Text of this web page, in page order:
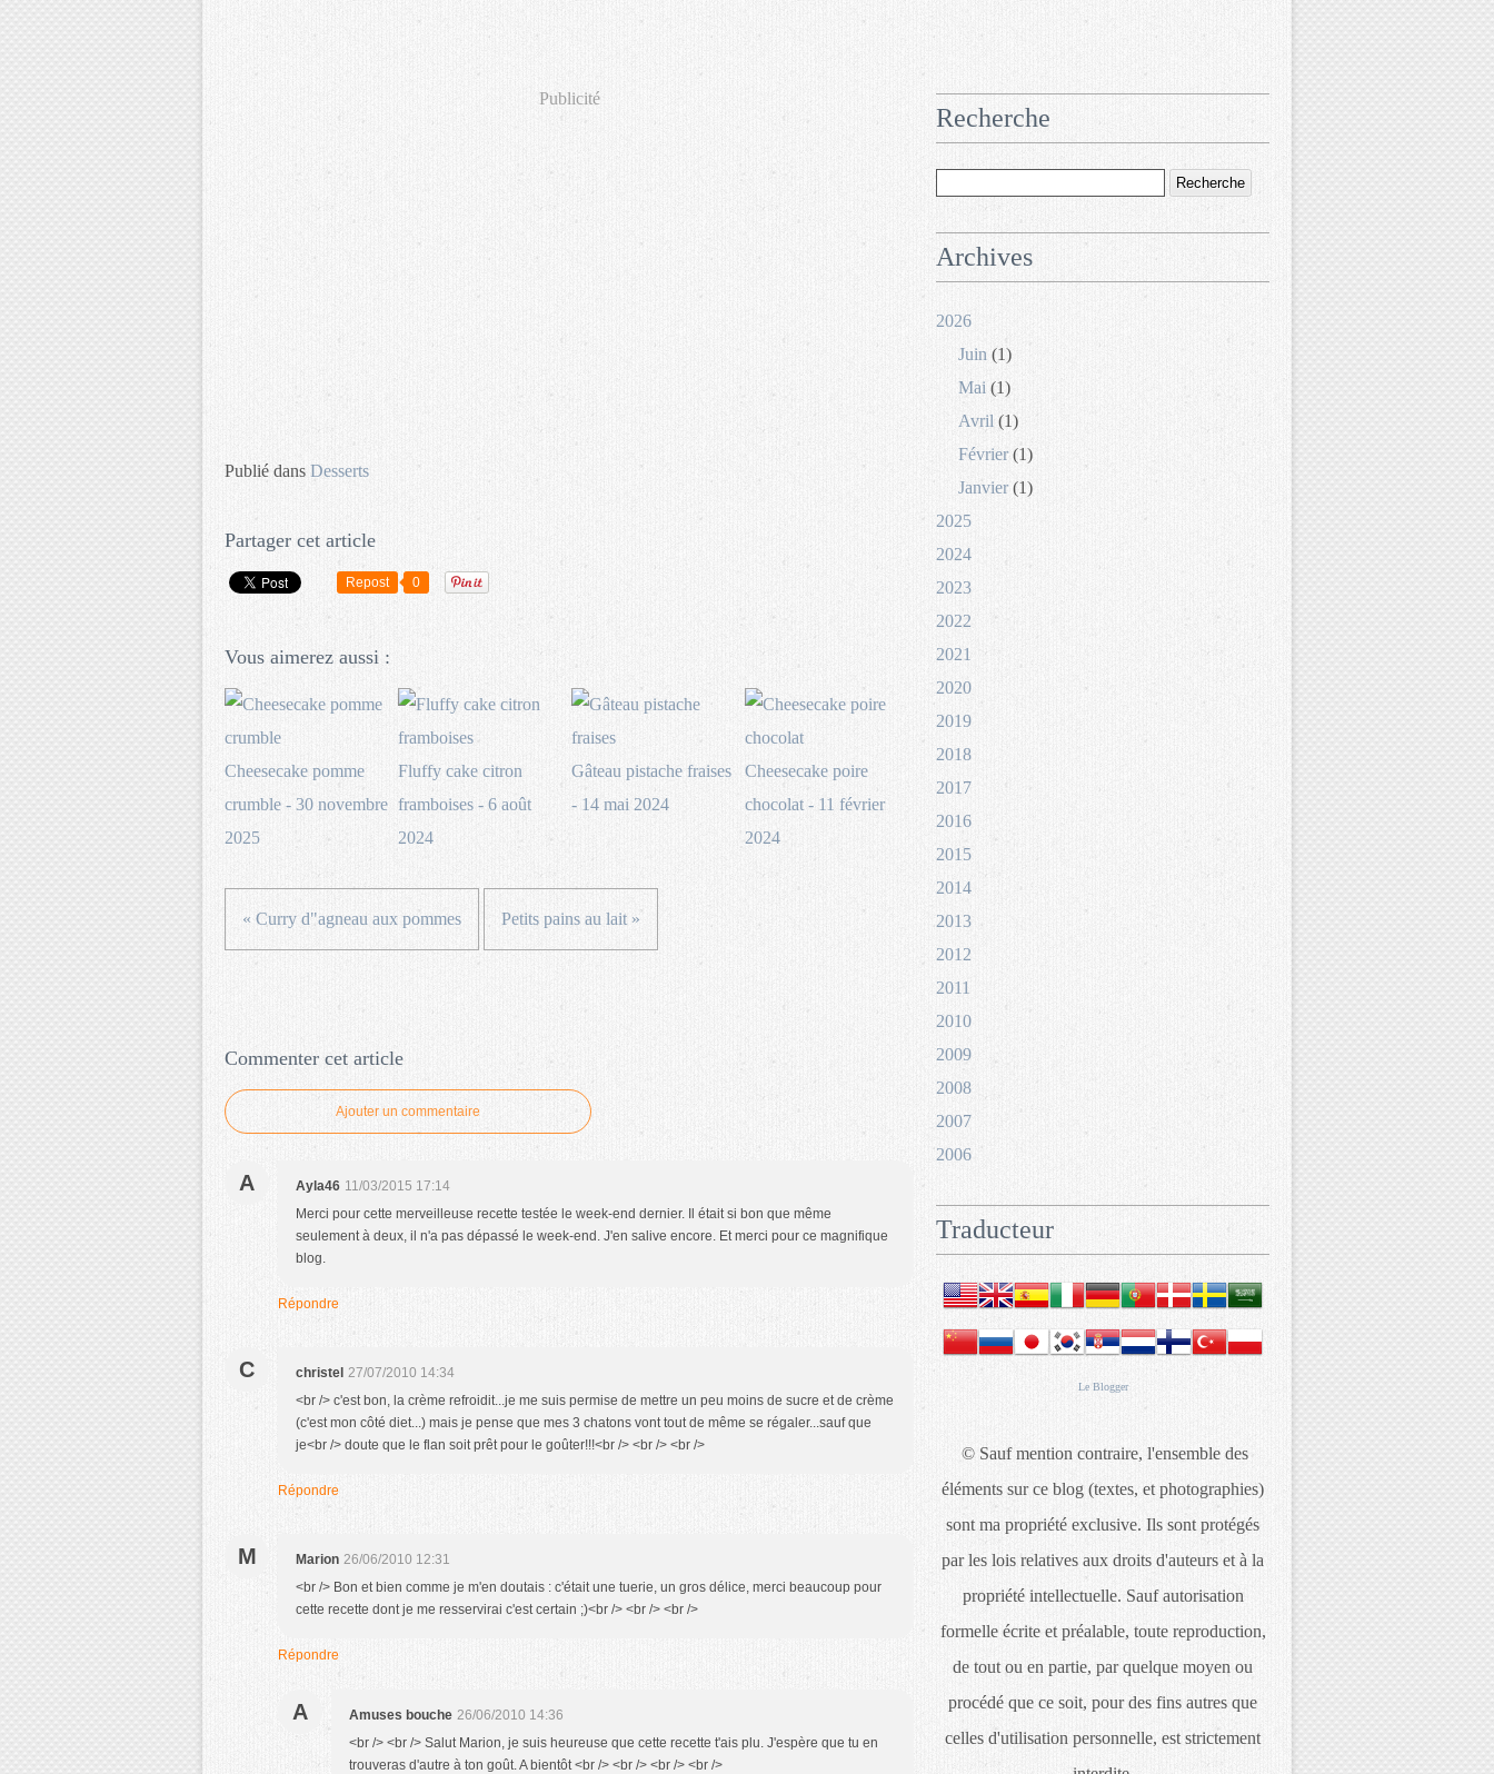
Publicité
Publié dans Desserts
Partager cet article
Repost 0
Vous aimerez aussi :
Cheesecake pomme
crumble - 30 novembre
2025
Fluffy cake citron
framboises - 6 août
2024
Gâteau pistache fraises
- 14 mai 2024
Cheesecake poire
chocolat - 11 février
2024
« Curry d"agneau aux pommes Petits pains au lait »
Commenter cet article
Ajouter un commentaire
A Ayla46 11/03/2015 17:14
Merci pour cette merveilleuse recette testée le week-end dernier. Il était si bon que même
seulement à deux, il n'a pas dépassé le week-end. J'en salive encore. Et merci pour ce magnifique
blog.
Répondre
C christel 27/07/2010 14:34
<br /> c'est bon, la crème refroidit...je me suis permise de mettre un peu moins de sucre et de crème
(c'est mon côté diet...) mais je pense que mes 3 chatons vont tout de même se régaler...sauf que
je<br /> doute que le flan soit prêt pour le goûter!!!<br /> <br /> <br />
Répondre
M Marion 26/06/2010 12:31
<br /> Bon et bien comme je m'en doutais : c'était une tuerie, un gros délice, merci beaucoup pour
cette recette dont je me resservirai c'est certain ;)<br /> <br /> <br />
Répondre
A Amuses bouche 26/06/2010 14:36
<br /> <br /> Salut Marion, je suis heureuse que cette recette t'ais plu. J'espère que tu en
trouveras d'autre à ton goût. A bientôt <br /> <br /> <br /> <br />
Recherche
Archives
2026
Juin (1)
Mai (1)
Avril (1)
Février(1)
Janvier (1)
2025
2024
2023
2022
2021
2020
2019
2018
2017
2016
2015
2014
2013
2012
2011
2010
2009
2008
2007
2006
Traducteur
Le Blogger
© Sauf mention contraire, l'ensemble des
éléments sur ce blog (textes, et photographies)
sont ma propriété exclusive. Ils sont protégés
par les lois relatives aux droits d'auteurs et à la
propriété intellectuelle. Sauf autorisation
formelle écrite et préalable, toute reproduction,
de tout ou en partie, par quelque moyen ou
procédé que ce soit, pour des fins autres que
celles d'utilisation personnelle, est strictement